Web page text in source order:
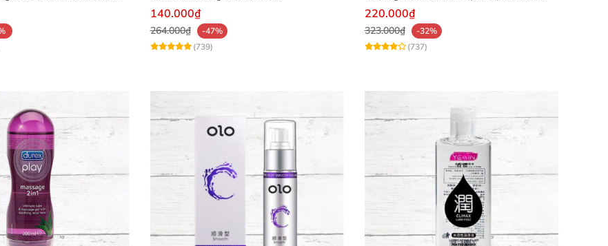
140.000₫
264.000₫
-47%
(739)
220.000₫
323.000₫
-32%
(737)